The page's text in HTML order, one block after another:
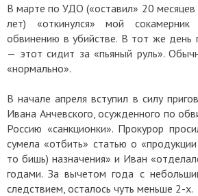
В марте по УДО («оставил» 20
лет) «откинулся» мой
обвинению в убийстве. В тот же день
— этот сидит за «пьяный руль».
«нормально».
В начале апреля вступил в силу
Ивана Анчевского, осужденного по
Россию «санкционки». Прокурор
сумела «отбить» статью о
то бишь) назначения» и Иван
годами. За вычетом года с
следствием, осталось чуть меньше 2-х.